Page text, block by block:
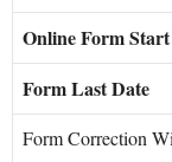
Online Form
Form Last Date
Form Correction